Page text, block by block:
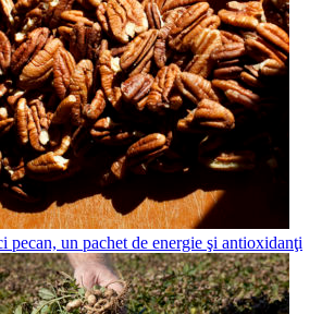
pecan, un pachet de energie şi antioxidanţi